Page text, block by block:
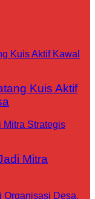
Kuis Aktif
Mitra